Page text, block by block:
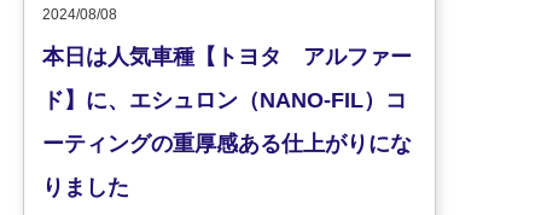
2024/08/08
本日は人気車種【トヨタ アルファー
ド】に、エシュロン（NANO-FIL）コ
ーティングの重厚感ある仕上がりにな
りました